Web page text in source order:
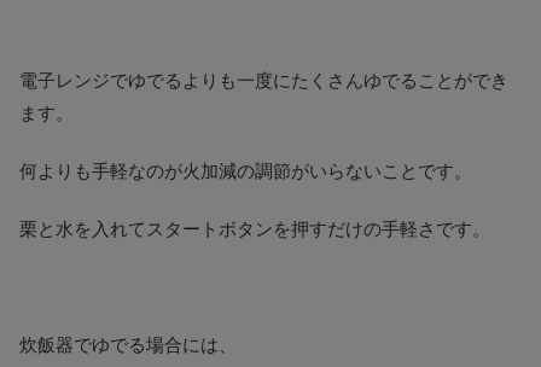
電子レンジでゆでるよりも一度にたくさんゆでることができ
ます。
何よりも手軽なのが火加減の調節がいらないことです。
栗と水を入れてスタートボタンを押すだけの手軽さです。
炊飯器でゆでる場合には、